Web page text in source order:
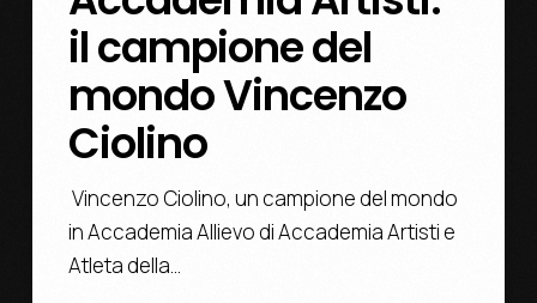
il campione del
mondo Vincenzo
Ciolino
Vincenzo Ciolino, un campione del mondo
in Accademia Allievo di Accademia Artisti e
Atleta della…